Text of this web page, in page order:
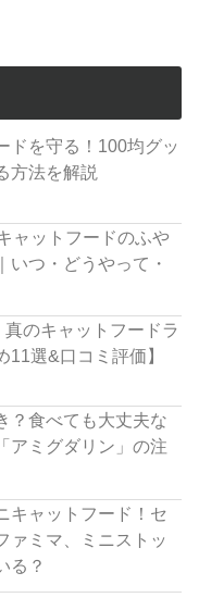
ドを守る！100均グッ
方法を解説
ャットフードのふや
いつ・どうやって・
のキャットフードラ
11選&口コミ評価】
？食べても大丈夫な
アミグダリン」の注
キャットフード！セ
ァミマ、ミニストッ
る？